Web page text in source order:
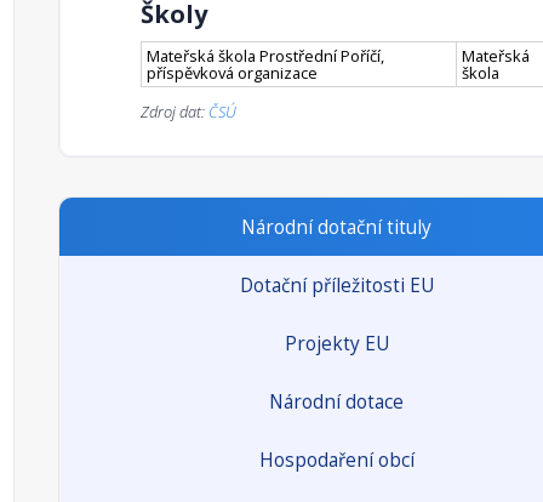
Školy
Mateřská škola Prostřední Poříčí,
příspěvková organizace
Mateřská
škola
Zdroj dat: ČSÚ
Národní dotační tituly
Dotační příležitosti EU
Projekty EU
Národní dotace
Hospodaření obcí